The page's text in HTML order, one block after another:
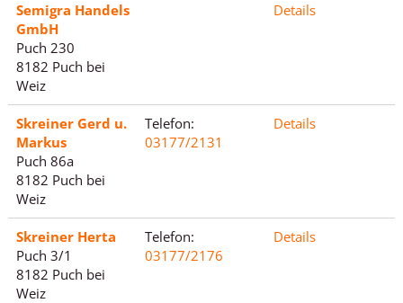
Semigra Handels
GmbH
Puch 230
8182 Puch bei
Weiz
Details
Skreiner Gerd u.
Markus
Puch 86a
8182 Puch bei
Weiz
Telefon:
03177/2131
Details
Skreiner Herta
Puch 3/1
8182 Puch bei
Weiz
Telefon:
03177/2176
Details